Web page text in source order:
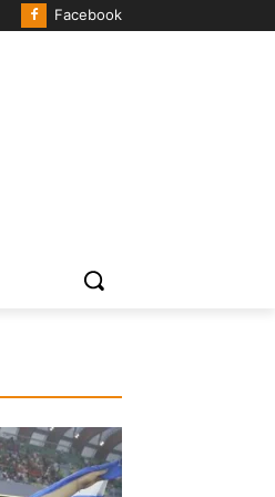
Facebook